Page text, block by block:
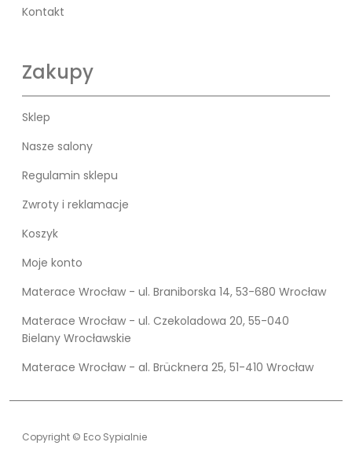
Kontakt
Zakupy
Sklep
Nasze salony
Regulamin sklepu
Zwroty i reklamacje
Koszyk
Moje konto
Materace Wrocław - ul. Braniborska 14, 53-680 Wrocław
Materace Wrocław - ul. Czekoladowa 20, 55-040
Bielany Wrocławskie
Materace Wrocław - al. Brücknera 25, 51-410 Wrocław
Copyright © Eco Sypialnie